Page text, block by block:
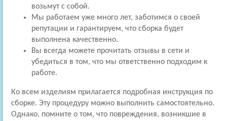
возьмут с собой.
Мы работаем уже много лет, заботимся о своей
репутации и гарантируем, что сборка будет
выполнена качественно.
Вы всегда можете прочитать отзывы в сети и
убедиться в том, что мы ответственно подходим к
работе.
Ко всем изделиям прилагается подробная инструкция по
сборке. Эту процедуру можно выполнить самостоятельно.
Однако, помните о том, что повреждения, возникшие в